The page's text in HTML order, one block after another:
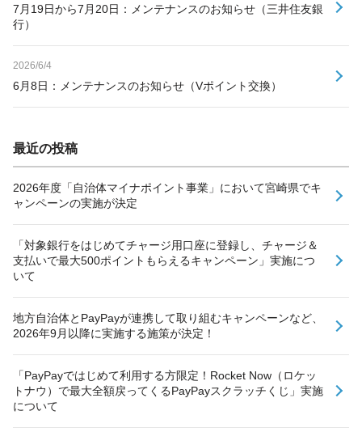
7月19日から7月20日：メンテナンスのお知らせ（三井住友銀
行）
2026/6/4
6月8日：メンテナンスのお知らせ（Vポイント交換）
最近の投稿
2026年度「自治体マイナポイント事業」において宮崎県でキ
ャンペーンの実施が決定
「対象銀行をはじめてチャージ用口座に登録し、チャージ＆
支払いで最大500ポイントもらえるキャンペーン」実施につ
いて
地方自治体とPayPayが連携して取り組むキャンペーンなど、
2026年9月以降に実施する施策が決定！
「PayPayではじめて利用する方限定！Rocket Now（ロケッ
トナウ）で最大全額戻ってくるPayPayスクラッチくじ」実施
について